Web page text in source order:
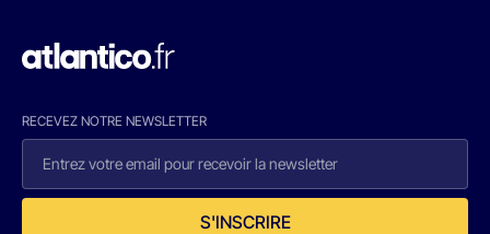
RECEVEZ NOTRE NEWSLETTER
S'INSCRIRE